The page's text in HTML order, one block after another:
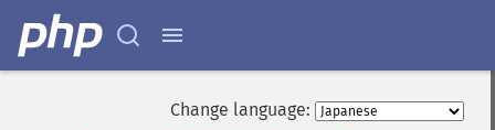
Change language: